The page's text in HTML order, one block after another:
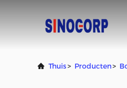
Thuis> Producten>